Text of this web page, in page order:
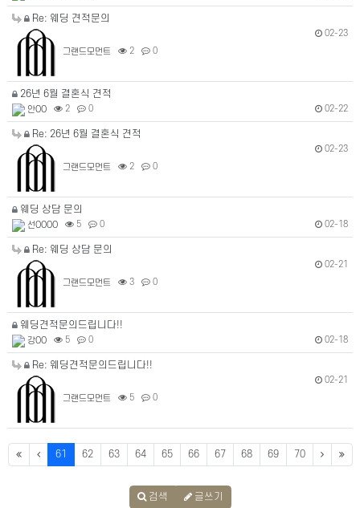
Re: 웨딩 견적문의
그랜드모먼트 2 0
02-23
26년 6월 결혼식 견적
안OO 2 0 02-22
Re: 26년 6월 결혼식 견적
그랜드모먼트 2 0
02-23
웨딩 상담 문의
선OOOO 5 0 02-18
Re: 웨딩 상담 문의
그랜드모먼트 3 0
02-21
웨딩견적문의드립니다!!
강OO 5 0 02-18
Re: 웨딩견적문의드립니다!!
그랜드모먼트 5 0
02-21
61 62 63 64 65 66 67 68 69 70
검색 글쓰기